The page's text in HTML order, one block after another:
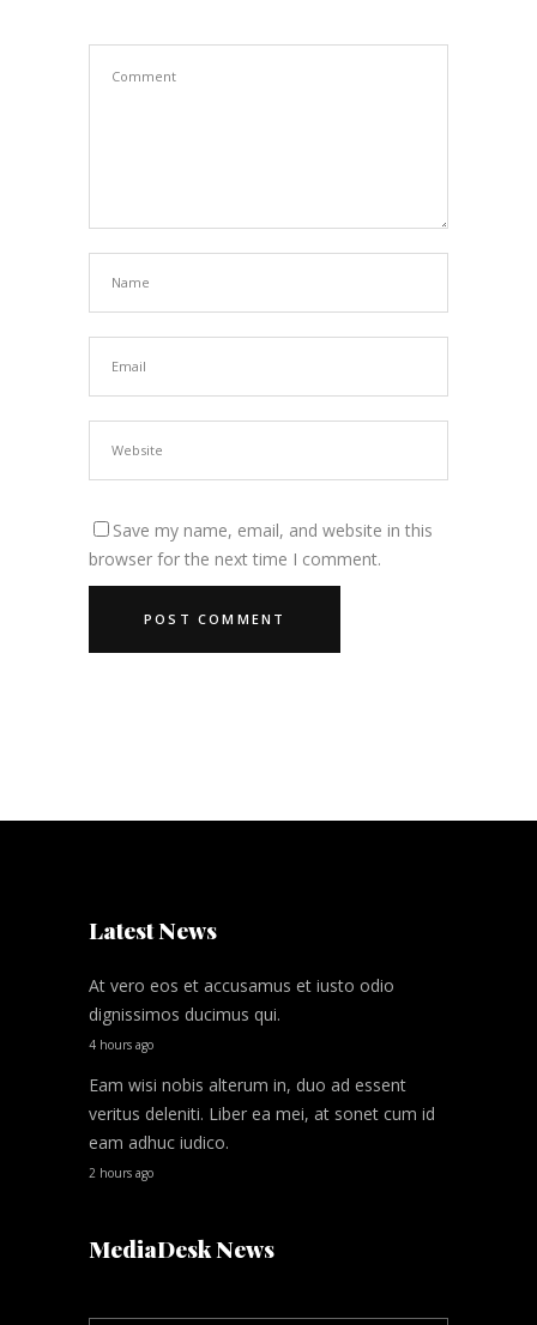
Save my name, email, and website in this
browser for the next time I comment.
Latest News
At vero eos et accusamus et iusto odio
dignissimos ducimus qui.
4 hours ago
Eam wisi nobis alterum in, duo ad essent
veritus deleniti. Liber ea mei, at sonet cum id
eam adhuc iudico.
2 hours ago
MediaDesk News